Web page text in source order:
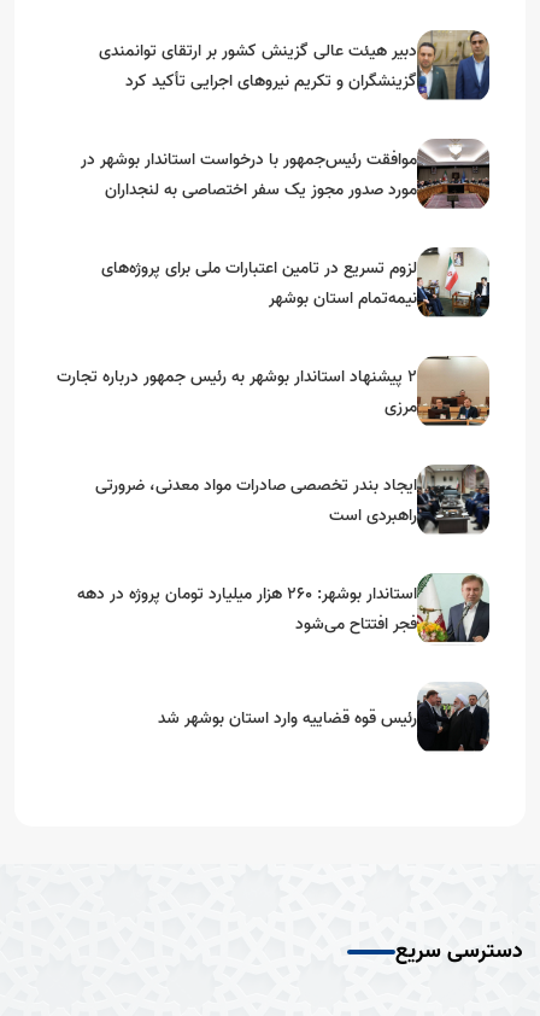
دبیر هیئت عالی گزینش کشور بر ارتقای توانمندی
گزینشگران و تکریم نیروهای اجرایی تأکید کرد
موافقت رئیس‌جمهور با درخواست استاندار بوشهر در
مورد صدور مجوز یک سفر اختصاصی به لنجداران
لزوم تسریع در تامین اعتبارات ملی برای پروژه‌های
نیمه‌تمام استان بوشهر
۲ پیشنهاد استاندار بوشهر به رئیس جمهور درباره تجارت
مرزی
ایجاد بندر تخصصی صادرات مواد معدنی، ضرورتی
راهبردی است
استاندار بوشهر: ۲۶۰ هزار میلیارد تومان پروژه در دهه
فجر افتتاح می‌شود
رئیس قوه قضاییه وارد استان بوشهر شد
دسترسی سریع